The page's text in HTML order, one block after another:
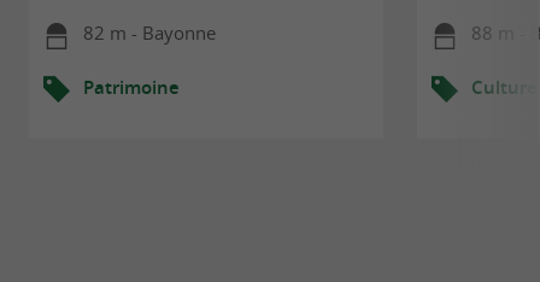
82 m - Bayonne
Patrimoine
88 m -
Culture